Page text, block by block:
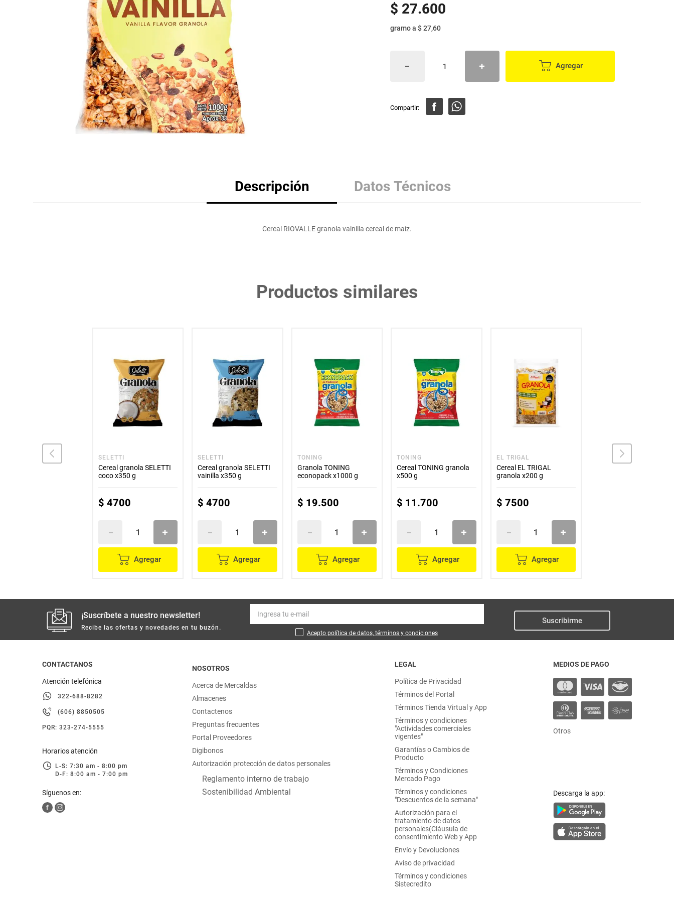
lácteos y refrigerados
vinos y licores
cuidado del bebé
mascotas
otros
$ 27.600
gramoa $ 27,60
Agregar
Descripción Datos Técnicos
Cereal RIOVALLE granola vainilla cereal de maíz.
Productos similares
SELETTI
Cereal granola SELETTI
coco x350 g
$ 4700
Agregar
SELETTI
Cereal granola SELETTI
vainilla x350 g
$ 4700
Agregar
TONING
Granola TONING
econopack x1000 g
$ 19.500
Agregar
TONING
Cereal TONING granola
x500 g
$ 11.700
Agregar
EL TRIGAL
Cereal EL TRIGAL
granola x200 g
$ 7500
Agregar
EL TRIGAL
¡Suscríbete a nuestro newsletter!
Recibe las ofertas y novedades en tu buzón.
Acepto política de datos, términos y condiciones
Suscribirme
CONTACTANOS
Atención telefónica
322-688-8282
(606) 8850505
PQR: 323-274-5555
Horarios atención
L-S: 7:30 am - 8:00 pm
D-F: 8:00 am - 7:00 pm
Síguenos en:
NOSOTROS
Acerca de Mercaldas
Almacenes
Contactenos
Preguntas frecuentes
Portal Proveedores
Digibonos
Autorización protección de datos personales
Reglamento interno de trabajo
Sostenibilidad Ambiental
LEGAL
Política de Privacidad
Términos del Portal
Términos Tienda Virtual y App
Términos y condiciones
"Actividades comerciales
vigentes"
Garantías o Cambios de
Producto
Términos y Condiciones
Mercado Pago
Términos y condiciones
"Descuentos de la semana"
Autorización para el
tratamiento de datos
personales(Cláusula de
consentimiento Web y App
Envío y Devoluciones
Aviso de privacidad
Términos y condiciones
Sistecredito
MEDIOS DE PAGO
Otros
Descarga la app:
Mantequilla